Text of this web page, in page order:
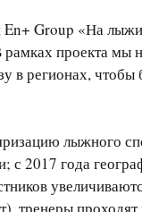
Group «На
проекта мы
в регионах,
лыжного
с 2017 года